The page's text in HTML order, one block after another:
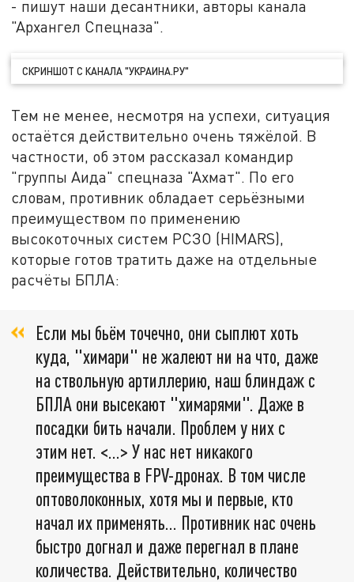
- пишут наши десантники, авторы канала
"Архангел Спецназа".
СКРИНШОТ С КАНАЛА "УКРАИНА.РУ"
Тем не менее, несмотря на успехи, ситуация
остаётся действительно очень тяжёлой. В
частности, об этом рассказал командир
"группы Аида" спецназа "Ахмат". По его
словам, противник обладает серьёзными
преимуществом по применению
высокоточных систем РСЗО (HIMARS),
которые готов тратить даже на отдельные
расчёты БПЛА:
Если мы бьём точечно, они сыплют хоть
куда, "химари" не жалеют ни на что, даже
на ствольную артиллерию, наш блиндаж с
БПЛА они высекают "химарями". Даже в
посадки бить начали. Проблем у них с
этим нет. <…> У нас нет никакого
преимущества в FPV-дронах. В том числе
оптоволоконных, хотя мы и первые, кто
начал их применять… Противник нас очень
быстро догнал и даже перегнал в плане
количества. Действительно, количество